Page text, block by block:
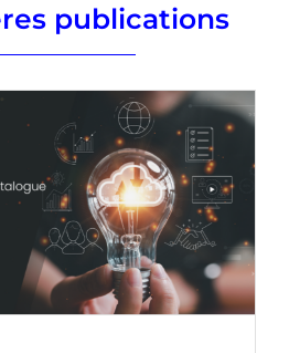
publications